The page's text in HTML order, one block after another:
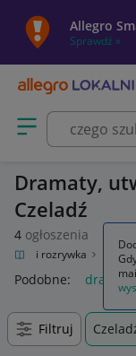
Allegro
Sprawdź »
Otwórz menu z
Dramaty,
Czeladź
4 ogłoszenia
i rozrywka
Podobne:
Filtruj